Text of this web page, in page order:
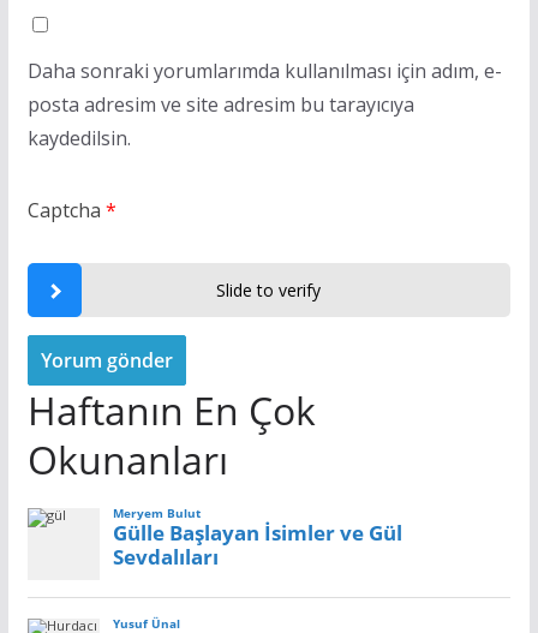
Daha sonraki yorumlarımda kullanılması için adım, e-
posta adresim ve site adresim bu tarayıcıya
kaydedilsin.
Captcha *
Slide to verify
Haftanın En Çok
Okunanları